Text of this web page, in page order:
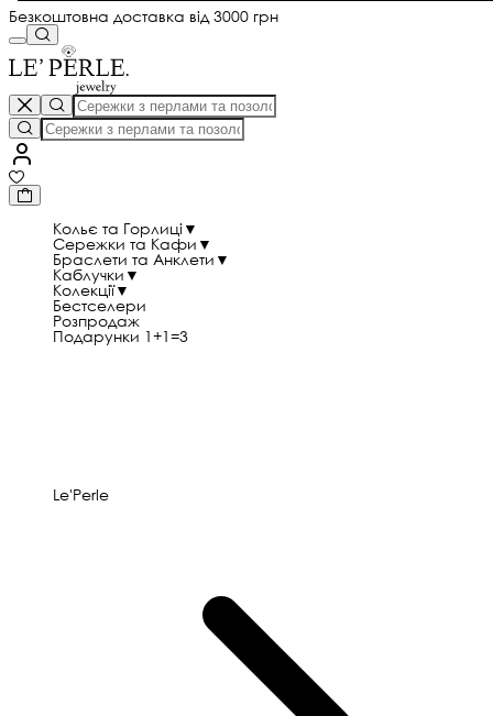
Безкоштовна доставка від 3000 грн
Кольє та Горлиці ▼
Сережки та Кафи ▼
Браслети та Анклети ▼
Каблучки ▼
Колекції▼
Бестселери
Розпродаж
Подарунки 1+1=3
Le'Perle